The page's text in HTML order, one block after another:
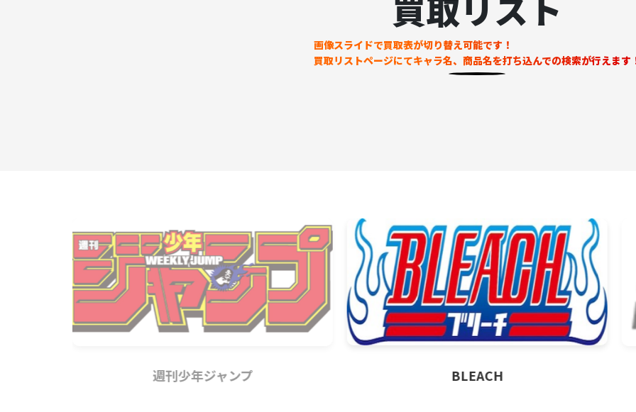
画像スライドで買取表が切り替え可能です！
買取リストページにてキャラ名、商品名を打ち込んでの検索が行えます
週刊少年ジャンプ BLEACH